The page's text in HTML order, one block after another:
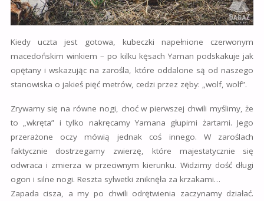
Kiedy uczta jest gotowa, kubeczki napełnione czerwonym
macedońskim winkiem – po kilku kęsach Yaman podskakuje jak
opętany i wskazując na zarośla, które oddalone są od naszego
stanowiska o jakieś pięć metrów, cedzi przez zęby: „wolf, wolf”.
Zrywamy się na równe nogi, choć w pierwszej chwili myślimy, że
to „wkręta” i tylko nakręcamy Yamana głupimi żartami. Jego
przerażone oczy mówią jednak coś innego. W zaroślach
faktycznie dostrzegamy zwierzę, które majestatycznie się
odwraca i zmierza w przeciwnym kierunku. Widzimy dość długi
ogon i silne nogi. Reszta sylwetki zniknęła za krzakami…
Zapada cisza, a my po chwili odrętwienia zaczynamy działać.